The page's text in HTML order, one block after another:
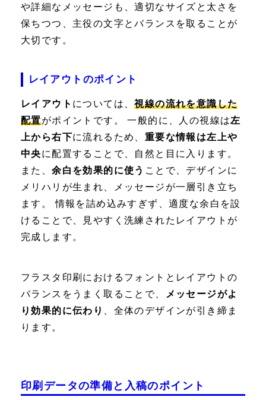
や詳細なメッセージも、適切なサイズと太さを
保ちつつ、主役の文字とバランスを取ることが
大切です。
レイアウトのポイント
レイアウト については、視線の流れを意識した
配置がポイントです。 一般的に、人の視線は左
上から右下に流れるため、 重要な情報は左上や
中央に配置することで、自然と目に入ります。
また、余白を効果的に使う ことで、デザインに
メリハリが生まれ、メッセージが一層引き立ち
ます。 情報を詰め込みすぎず、適度な余白を設
けることで、見やすく洗練されたレイアウトが
完成します。
フラスタ印刷におけるフォントとレイアウトの
バランスをうまく取ることで、
メッセージがよ
り効果的に伝わり
、全体のデザインが引き締ま
ります。
印刷データの準備と入稿のポイント